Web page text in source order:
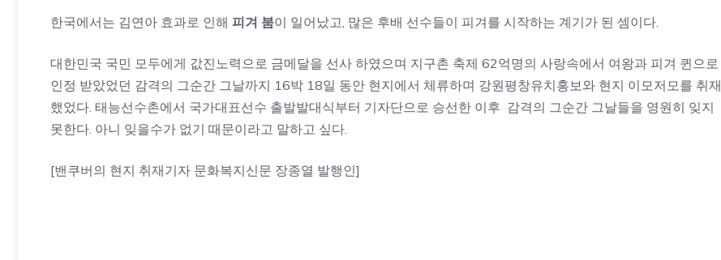
한국에서는 김연아 효과로 인해 피겨 붐이 일어났고, 많은 후배 선수들이 피겨를 시작하는 계기가 된 셈이다.
대한민국 국민 모두에게 값진노력으로 금메달을 선사 하였으며 지구촌 축제 62억명의 사랑속에서 여왕과 피겨 퀸으로
인정 받았었던 감격의 그순간 그날까지 16박 18일 동안 현지에서 체류하며 강원평창유치홍보와 현지 이모저모를 취재
했었다. 태능선수촌에서 국가대표선수 출발발대식부터 기자단으로 승선한 이후 감격의 그순간 그날들을 영원히 잊지
못한다. 아니 잊을수가 없기 때문이라고 말하고 싶다.
[밴쿠버의 현지 취재기자 문화복지신문 장종열 발행인]